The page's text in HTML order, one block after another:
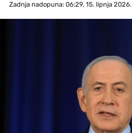
Zadnja nadopuna: 06:29, 15. lipnja 2026.